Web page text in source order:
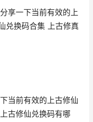
享一下当前有效的上
兑换码合集 上古修真
当前有效的上古修仙
古修仙兑换码有哪